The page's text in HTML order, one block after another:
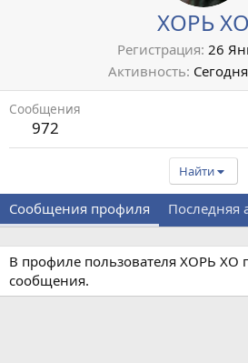
ХОРЬ ХО
Регистрация 26
Активность
Сообщения
972
Найти
Сообщения профиля Последняя
В профиле пользователя ХОРЬ ХО
сообщения.